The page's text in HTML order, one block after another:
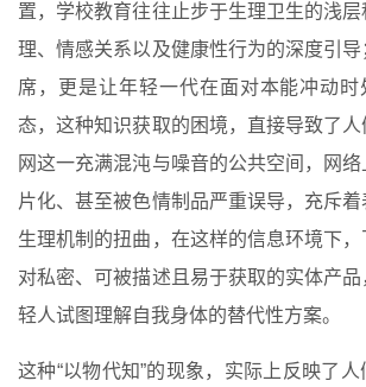
置，学校教育往往止步于生理卫生的浅
理、情感关系以及健康性行为的深度引
席，更是让年轻一代在面对本能冲动时
态，这种知识获取的困境，直接导致了
网这一充满混沌与噪音的公共空间，网
片化、甚至被色情制品严重误导，充斥
生理机制的扭曲，在这样的信息环境下
对私密、可被描述且易于获取的实体产
轻人试图理解自我身体的替代性方案。
这种“以物代知”的现象，实际上反映了